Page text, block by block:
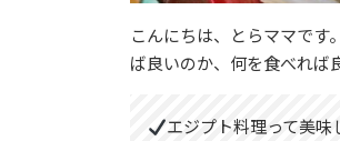
こんにちは、とらママです
ば良いのか、何を食べれば
エジプト料理って美味